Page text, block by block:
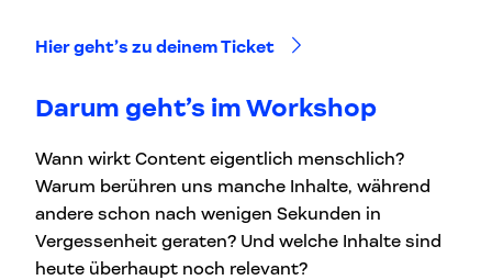
Hier geht’s zu deinem Ticket
Darum geht’s im Workshop
Wann wirkt Content eigentlich menschlich?
Warum berühren uns manche Inhalte, während
andere schon nach wenigen Sekunden in
Vergessenheit geraten? Und welche Inhalte sind
heute überhaupt noch relevant?